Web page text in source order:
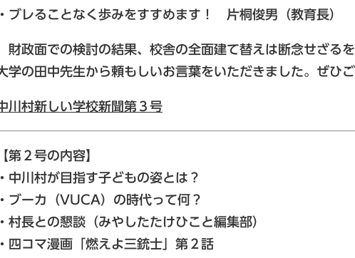
・ブレることなく歩みをすすめます！ 片桐俊男（教育長）
財政面での検討の結果、校舎の全面建て替えは断念せざる
学の田中先生から頼もしいお言葉をいただきました。ぜひご
川村新しい学校新聞第３号
【第２号の内容】
・中川村が目指す子どもの姿とは？
・ブーカ（VUCA）の時代って何？
・村長との懇談（みやしたたけひこと編集部）
・四コマ漫画「燃えよ三銃士」第２話